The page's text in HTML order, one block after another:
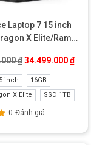
₫.
Laptop 7 15 inch
X Elite/Ram
₫ Giá gốc là:
34.499.000₫Giá
inch
16GB
X Elite
SSD 1TB
0 Đánh giá